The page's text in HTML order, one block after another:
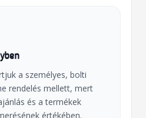
a személyes, bolti
rendelés mellett, mert
és a termékek
értékében.